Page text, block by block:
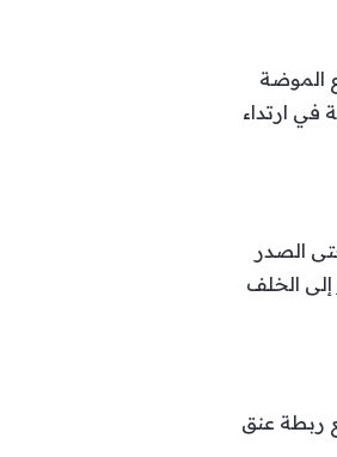
الموضة
في ارتداء
الصدر
الخلف
ربطة عنق